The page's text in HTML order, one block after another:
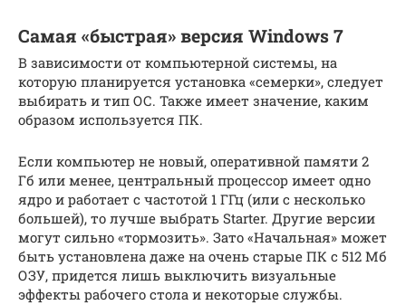
Самая «быстрая» версия Windows 7
В зависимости от компьютерной системы, на
которую планируется установка «семерки», следует
выбирать и тип ОС. Также имеет значение, каким
образом используется ПК.
Если компьютер не новый, оперативной памяти 2
Гб или менее, центральный процессор имеет одно
ядро и работает с частотой 1 ГГц (или с несколько
большей), то лучше выбрать Starter. Другие версии
могут сильно «тормозить». Зато «Начальная» может
быть установлена даже на очень старые ПК с 512 Мб
ОЗУ, придется лишь выключить визуальные
эффекты рабочего стола и некоторые службы.